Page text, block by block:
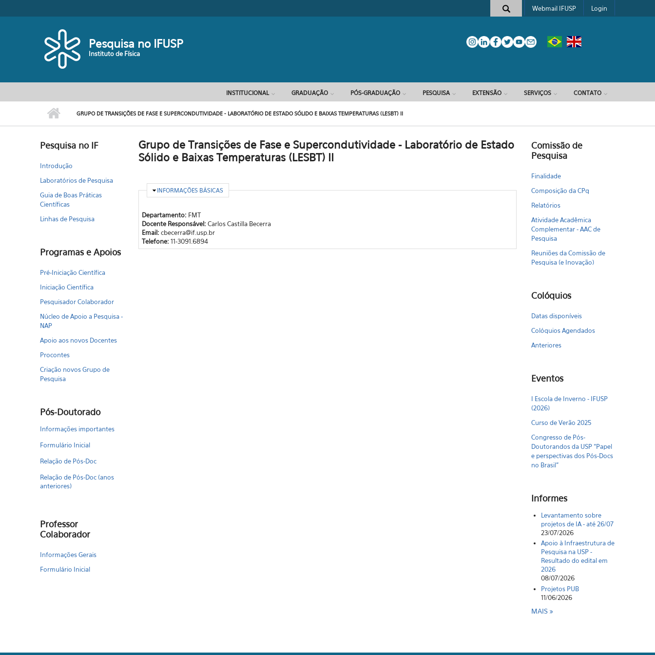
Formulário de busca
Webmail IFUSP Login
Pesquisa no IFUSP
Instituto de Física
INSTITUCIONAL GRADUAÇÃO PÓS-GRADUAÇÃO PESQUISA EXTENSÃO SERVIÇOS CONTATO
GRUPO DE TRANSIÇÕES DE FASE E SUPERCONDUTIVIDADE - LABORATÓRIO DE ESTADO SÓLIDO E BAIXAS TEMPERATURAS (LESBT) II
Pesquisa no IF
Introdução
Laboratórios de Pesquisa
Guia de Boas Práticas
Científicas
Linhas de Pesquisa
Programas e Apoios
Pré-Iniciação Científica
Iniciação Científica
Pesquisador Colaborador
Núcleo de Apoio a Pesquisa -
NAP
Apoio aos novos Docentes
Procontes
Criação novos Grupo de
Pesquisa
Pós-Doutorado
Informações importantes
Formulário Inicial
Relação de Pós-Doc
Relação de Pós-Doc (anos
anteriores)
Professor
Colaborador
Informações Gerais
Formulário Inicial
Grupo de Transições de Fase e Supercondutividade - Laboratório de Estado
Sólido e Baixas Temperaturas (LESBT) II
OCULTAR
INFORMAÇÕES BÁSICAS
Departamento: FMT
Docente Responsável:Carlos Castilla Becerra
Email:cbecerra@if.usp.br
Telefone:11-3091.6894
Comissão de
Pesquisa
Finalidade
Composição da CPq
Relatórios
Atividade Acadêmica
Complementar - AAC de
Pesquisa
Reuniões da Comissão de
Pesquisa (e Inovação)
Colóquios
Datas disponíveis
Colóquios Agendados
Anteriores
Eventos
I Escola de Inverno - IFUSP
(2026)
Curso de Verão 2025
Congresso de Pós-
Doutorandos da USP “Papel
e perspectivas dos Pós-Docs
no Brasil"
Informes
Levantamento sobre
projetos de IA - até 26/07
23/07/2026
Apoio à Infraestrutura de
Pesquisa na USP -
Resultado do edital em
2026
08/07/2026
Projetos PUB
11/06/2026
MAIS